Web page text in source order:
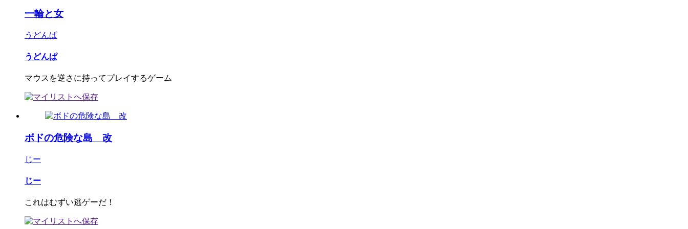
一輪と女
うどんぱ
うどんぱ
マウスを逆さに持ってプレイするゲーム
ボドの危険な島 改
じー
じー
これはむずい逃ゲーだ！